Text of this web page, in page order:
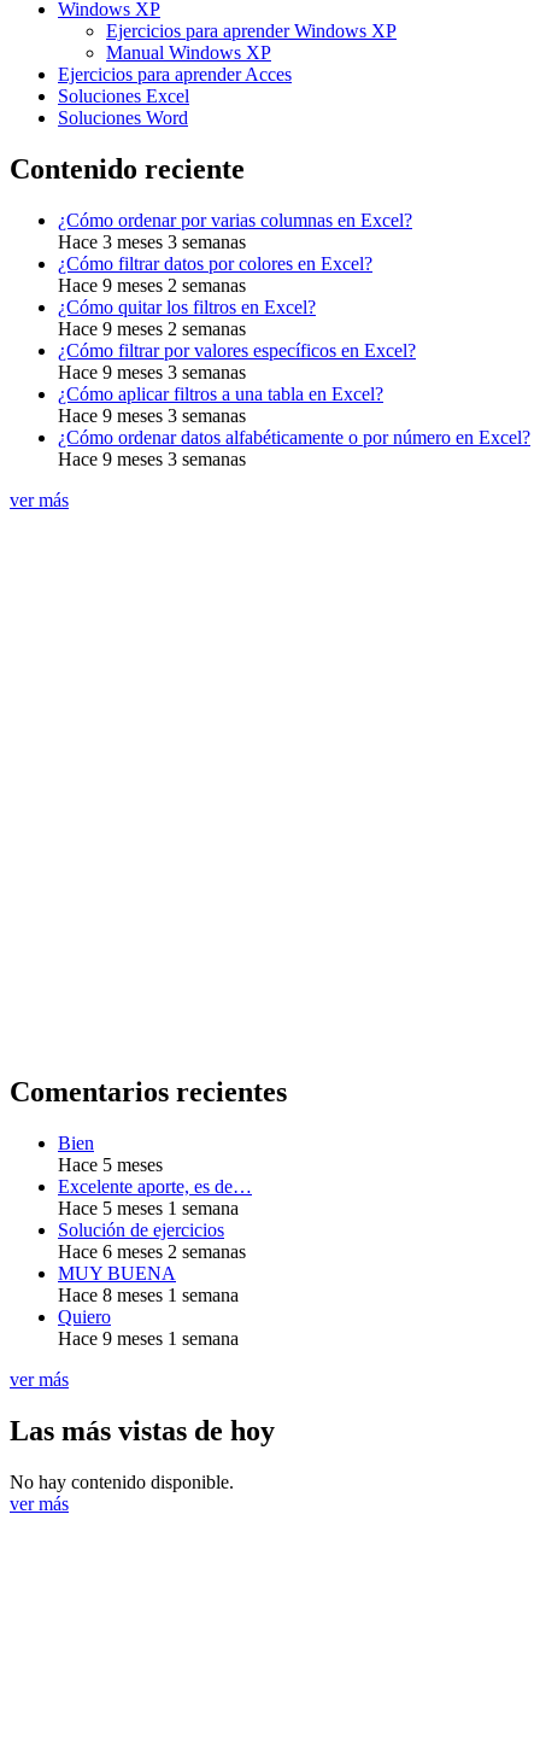
Windows XP
Ejercicios para aprender Windows XP
Manual Windows XP
Ejercicios para aprender Acces
Soluciones Excel
Soluciones Word
Contenido reciente
¿Cómo ordenar por varias columnas en Excel?
Hace 3 meses 3 semanas
¿Cómo filtrar datos por colores en Excel?
Hace 9 meses 2 semanas
¿Cómo quitar los filtros en Excel?
Hace 9 meses 2 semanas
¿Cómo filtrar por valores específicos en Excel?
Hace 9 meses 3 semanas
¿Cómo aplicar filtros a una tabla en Excel?
Hace 9 meses 3 semanas
¿Cómo ordenar datos alfabéticamente o por número en Excel?
Hace 9 meses 3 semanas
ver más
Comentarios recientes
Bien
Hace 5 meses
Excelente aporte, es de…
Hace 5 meses 1 semana
Solución de ejercicios
Hace 6 meses 2 semanas
MUY BUENA
Hace 8 meses 1 semana
Quiero
Hace 9 meses 1 semana
ver más
Las más vistas de hoy
No hay contenido disponible.
ver más